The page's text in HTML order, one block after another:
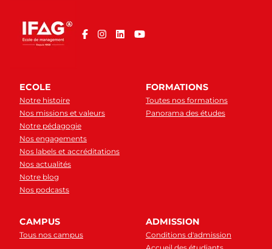
ECOLE
Notre histoire
Nos missions et valeurs
Notre pédagogie
Nos engagements
Nos labels et accréditations
Nos actualités
Notre blog
Nos podcasts
FORMATIONS
Toutes nos formations
Panorama des études
CAMPUS
Tous nos campus
ADMISSION
Conditions d'admission